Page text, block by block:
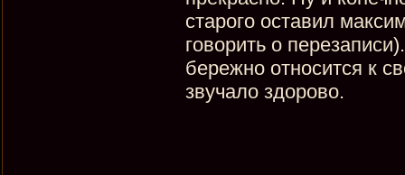
старого оставил
говорить о
бережно относится к
звучало здорово.